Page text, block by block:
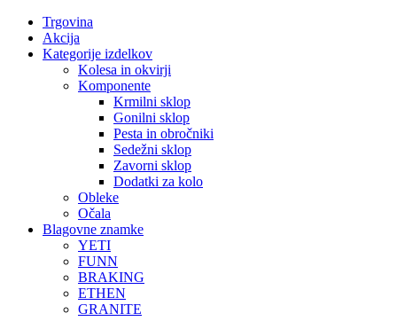
Trgovina
Akcija
Kategorije izdelkov
Kolesa in okvirji
Komponente
Krmilni sklop
Gonilni sklop
Pesta in obročniki
Sedežni sklop
Zavorni sklop
Dodatki za kolo
Obleke
Očala
Blagovne znamke
YETI
FUNN
BRAKING
ETHEN
GRANITE